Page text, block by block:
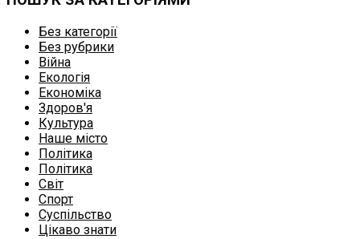
Без категорії
Без рубрики
Війна
Екологія
Економіка
Здоров'я
Культура
Наше місто
Політика
Політика
Світ
Спорт
Суспільство
Цікаво знати